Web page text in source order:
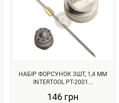
НАБІР ФОРСУНОК 3ШТ, 1,4 ММ
INTERTOOL PT-2001...
146 грн